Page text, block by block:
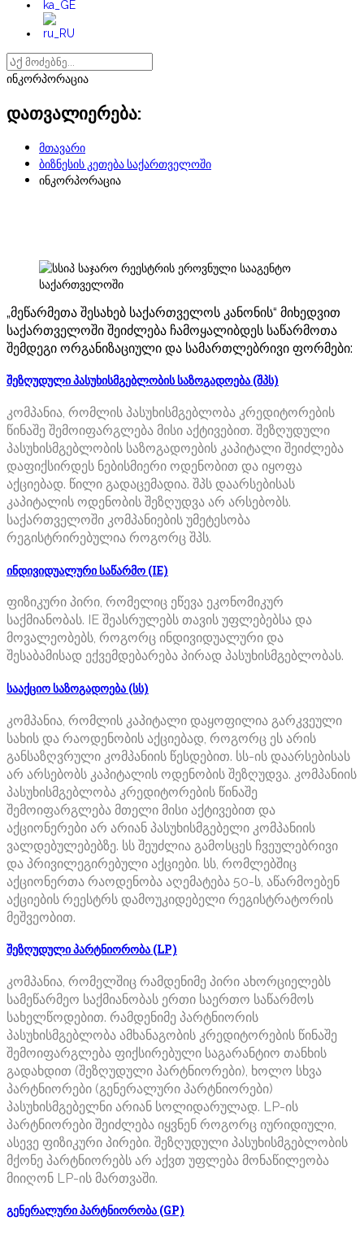
ინკორპორაცია
დათვალიერება:
მთავარი
ბიზნესის კეთება საქართველოში
ინკორპორაცია
„მეწარმეთა შესახებ საქართველოს კანონის“ მიხედვით
საქართველოში შეიძლება ჩამოყალიბდეს საწარმოთა
შემდეგი ორგანიზაციული და სამართლებრივი ფორმები:
შეზღუდული პასუხისმგებლობის საზოგადოება (შპს)
კომპანია, რომლის პასუხისმგებლობა კრედიტორების
წინაშე შემოიფარგლება მისი აქტივებით. შეზღუდული
პასუხისმგებლობის საზოგადოების კაპიტალი შეიძლება
დაფიქსირდეს ნებისმიერი ოდენობით და იყოფა
აქციებად. წილი გადაცემადია. შპს დაარსებისას
კაპიტალის ოდენობის შეზღუდვა არ არსებობს.
საქართველოში კომპანიების უმეტესობა
რეგისტრირებულია როგორც შპს.
ინდივიდუალური საწარმო (IE)
ფიზიკური პირი, რომელიც ეწევა ეკონომიკურ
საქმიანობას. IE შეასრულებს თავის უფლებებსა და
მოვალეობებს, როგორც ინდივიდუალური და
შესაბამისად ექვემდებარება პირად პასუხისმგებლობას.
სააქციო საზოგადოება (სს)
კომპანია, რომლის კაპიტალი დაყოფილია გარკვეული
სახის და რაოდენობის აქციებად, როგორც ეს არის
განსაზღვრული კომპანიის წესდებით. სს-ის დაარსებისას
არ არსებობს კაპიტალის ოდენობის შეზღუდვა. კომპანიის
პასუხისმგებლობა კრედიტორების წინაშე
შემოიფარგლება მთელი მისი აქტივებით და
აქციონერები არ არიან პასუხისმგებელი კომპანიის
ვალდებულებებზე. სს შეუძლია გამოსცეს ჩვეულებრივი
და პრივილეგირებული აქციები. სს, რომლებშიც
აქციონერთა რაოდენობა აღემატება 50-ს, აწარმოებენ
აქციების რეესტრს დამოუკიდებელი რეგისტრატორის
მეშვეობით.
შეზღუდული პარტნიორობა (LP)
კომპანია, რომელშიც რამდენიმე პირი ახორციელებს
სამეწარმეო საქმიანობას ერთი საერთო საწარმოს
სახელწოდებით. რამდენიმე პარტნიორის
პასუხისმგებლობა ამხანაგობის კრედიტორების წინაშე
შემოიფარგლება ფიქსირებული საგარანტიო თანხის
გადახდით (შეზღუდული პარტნიორები), ხოლო სხვა
პარტნიორები (გენერალური პარტნიორები)
პასუხისმგებელნი არიან სოლიდარულად. LP-ის
პარტნიორები შეიძლება იყვნენ როგორც იურიდიული,
ასევე ფიზიკური პირები. შეზღუდული პასუხისმგებლობის
მქონე პარტნიორებს არ აქვთ უფლება მონაწილეობა
მიიღონ LP-ის მართვაში.
გენერალური პარტნიორობა (GP)